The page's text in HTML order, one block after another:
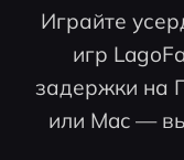
Играйте
игр
задержки на
или Mac —